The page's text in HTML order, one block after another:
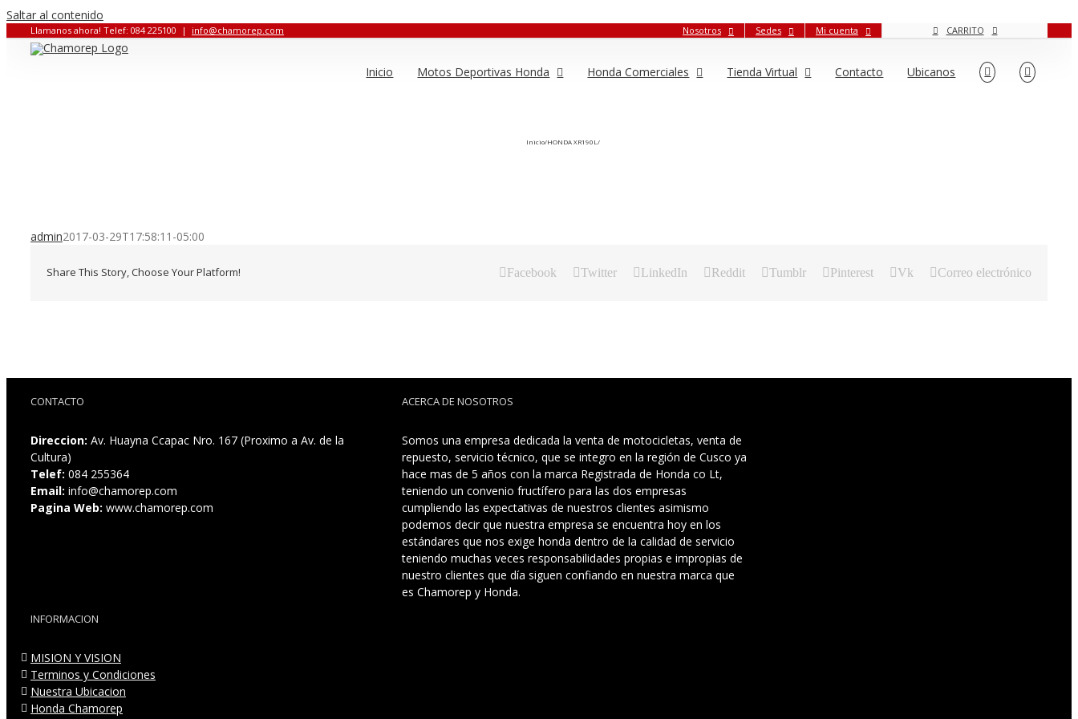
Saltar al contenido
Llamanos ahora! Telef: 084 225100 | info@chamorep.com Nosotros Sedes Mi cuenta CARRITO
Inicio Motos Deportivas Honda Honda Comerciales Tienda Virtual Contacto Ubicanos
Inicio/HONDA XR190L /
admin2017-03-29T17:58:11-05:00
Share This Story, Choose Your Platform! Facebook Twitter LinkedIn Reddit Tumblr Pinterest Vk Correo electrónico
CONTACTO
Direccion: Av. Huayna Ccapac Nro. 167 (Proximo a Av. de la
Cultura)
Telef: 084 255364
Email: info@chamorep.com
Pagina Web: www.chamorep.com
ACERCA DE NOSOTROS
Somos una empresa dedicada la venta de motocicletas, venta de
repuesto, servicio técnico, que se integro en la región de Cusco ya
hace mas de 5 años con la marca Registrada de Honda co Lt,
teniendo un convenio fructífero para las dos empresas
cumpliendo las expectativas de nuestros clientes asimismo
podemos decir que nuestra empresa se encuentra hoy en los
estándares que nos exige honda dentro de la calidad de servicio
teniendo muchas veces responsabilidades propias e impropias de
nuestro clientes que día siguen confiando en nuestra marca que
es Chamorep y Honda.
INFORMACION
MISION Y VISION
Terminos y Condiciones
Nuestra Ubicacion
Honda Chamorep